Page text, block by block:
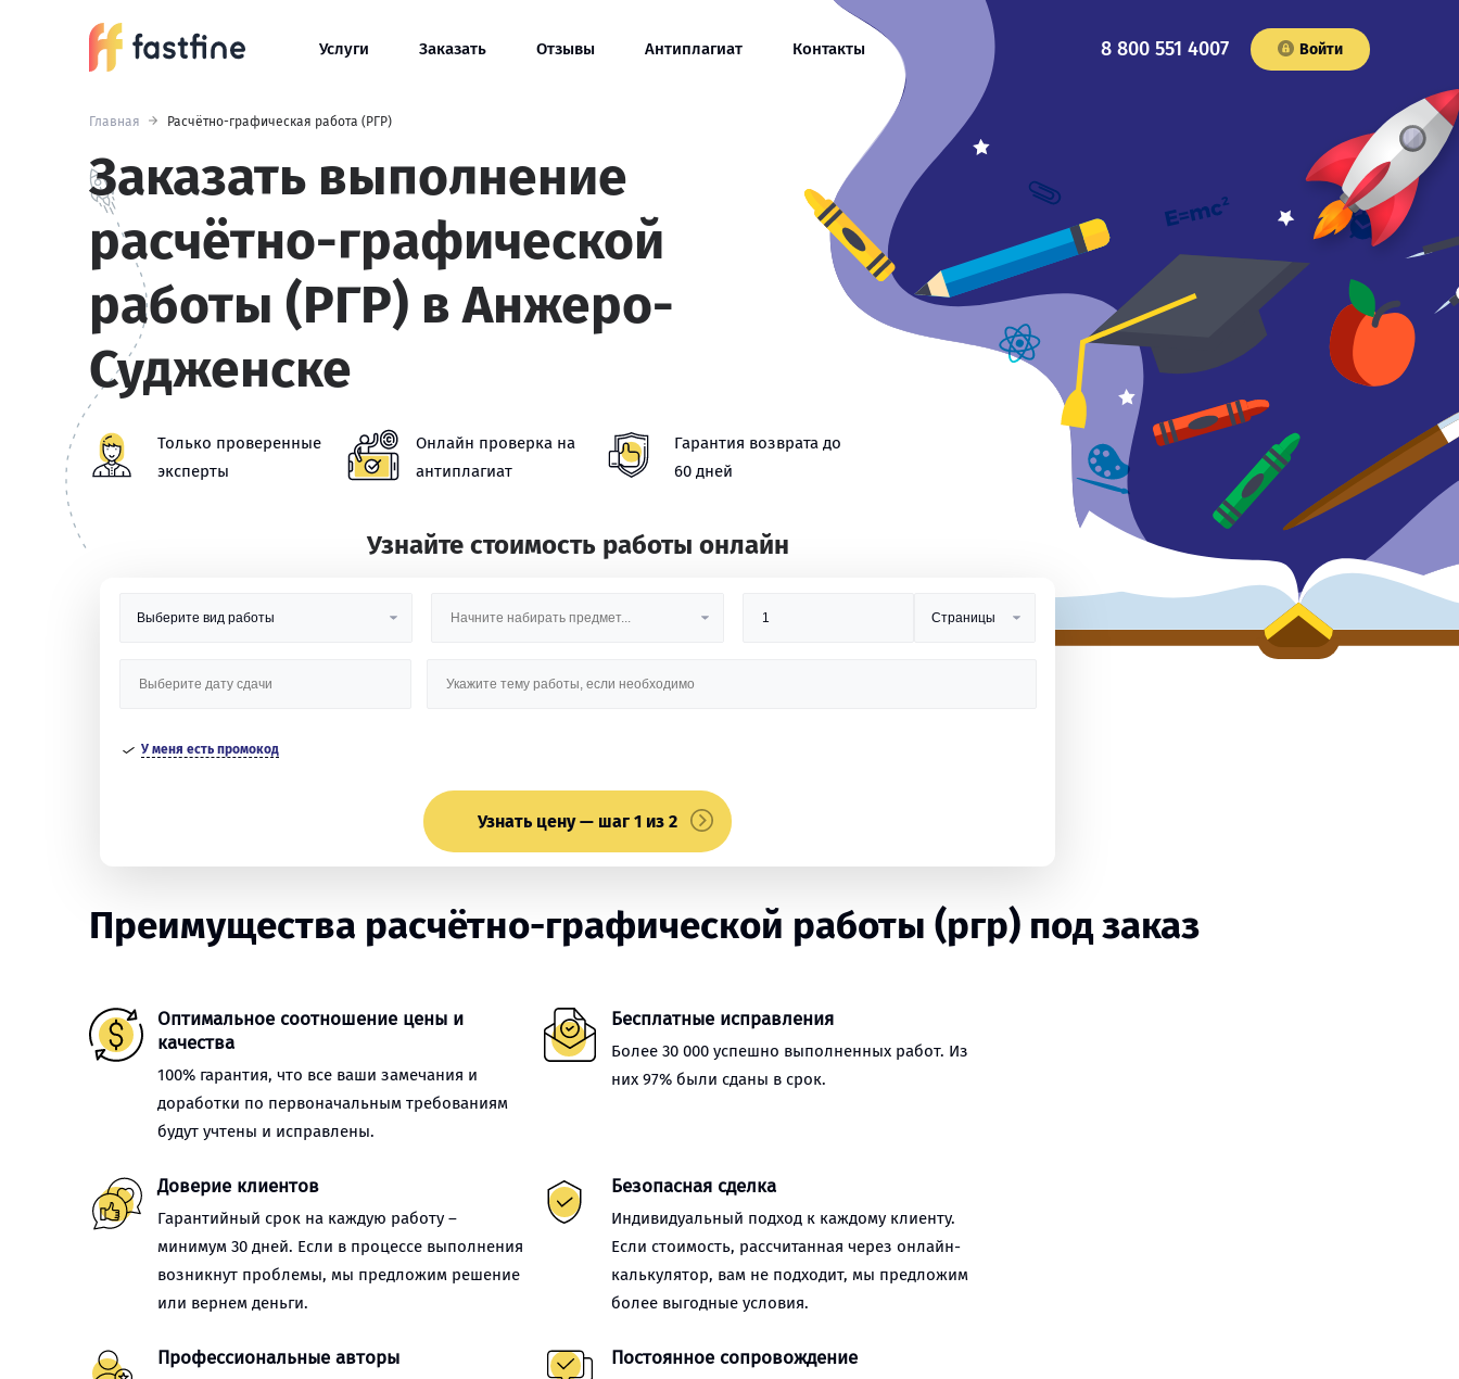
Услуги Заказать Отзывы Антиплагиат Контакты 8 800 551 4007 Войти
Главная Расчётно-графическая работа (РГР)
Заказать выполнение
расчётно-графической
работы (РГР) в Анжеро-
Судженске
Только проверенные
эксперты
Онлайн проверка на
антиплагиат
Гарантия возврата до
60 дней
Узнайте стоимость работы онлайн
У меня есть промокод
Узнать цену — шаг 1 из 2
Преимущества расчётно-графической работы (ргр) под заказ
Оптимальное соотношение цены и
качества
100% гарантия, что все ваши замечания и
доработки по первоначальным требованиям
будут учтены и исправлены.
Бесплатные исправления
Более 30 000 успешно выполненных работ. Из
них 97% были сданы в срок.
Доверие клиентов
Гарантийный срок на каждую работу –
минимум 30 дней. Если в процессе выполнения
возникнут проблемы, мы предложим решение
или вернем деньги.
Безопасная сделка
Индивидуальный подход к каждому клиенту.
Если стоимость, рассчитанная через онлайн-
калькулятор, вам не подходит, мы предложим
более выгодные условия.
Профессиональные авторы Постоянное сопровождение